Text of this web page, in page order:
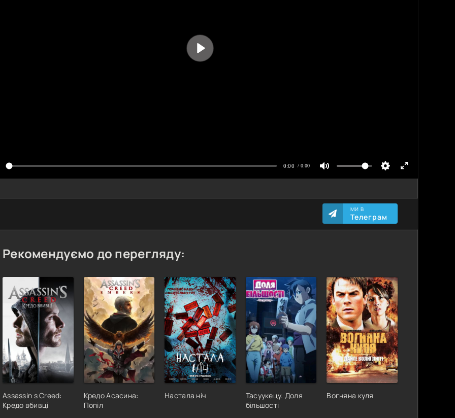
МИ В
Телеграм
Рекомендуємо до перегляду:
Assassin s Creed:
Кредо вбивці
Кредо Асасина:
Попіл
Настала ніч
Тасуукецу. Доля
більшості
Вогняна куля